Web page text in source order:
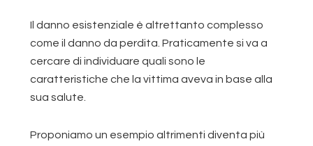
Il danno esistenziale è altrettanto complesso
come il danno da perdita. Praticamente si va a
cercare di individuare quali sono le
caratteristiche che la vittima aveva in base alla
sua salute.
Proponiamo un esempio altrimenti diventa più